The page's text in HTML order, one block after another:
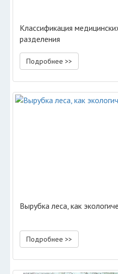
Классификация
разделения
Подробнее >>
Вырубка леса, как
Подробнее >>